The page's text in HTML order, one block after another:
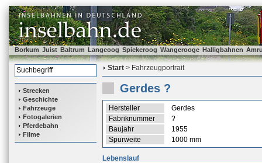
Borkum Juist Baltrum Langeoog Spiekeroog Wangerooge Halligbahnen
Strecken
Geschichte
Fahrzeuge
Fotogalerien
Pferdebahn
Filme
Start > Fahrzeugportrait
Gerdes ?
Hersteller
Gerdes
Fabriknummer
?
Baujahr
1955
Spurweite
1000 mm
Lebenslauf